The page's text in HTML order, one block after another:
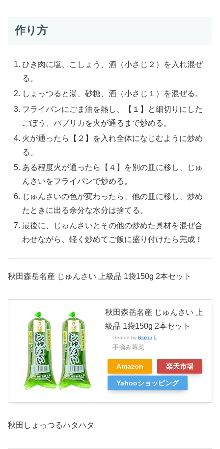
作り方
ひき肉に塩、こしょう、酒（小さじ２）を入れ混ぜ
る。
しょっつると湯、砂糖、酒（小さじ１）を混ぜる。
フライパンにごま油を熱し、【１】と細切りにした
ごぼう、パプリカを火が通るまで炒める。
火が通ったら【２】を入れ全体になじむように炒め
る。
ある程度火が通ったら【４】を別の皿に移し、じゅ
んさいをフライパンで炒める。
じゅんさいの色が変わったら、他の皿に移し、炒め
たときに出る余分な水分は捨てる。
最後に、じゅんさいとその他の炒めた具材を混ぜ合
わせながら、軽く炒めてご飯に盛り付けたら完成！
秋田森岳名産 じゅんさい 上級品 1袋150g 2本セット
秋田森岳名産 じゅんさい 上
級品 1袋150g 2本セット
created by Rinker
手摘み蓴菜
Amazon 楽天市場
Yahooショッピング
秋田しょっつるハタハタ